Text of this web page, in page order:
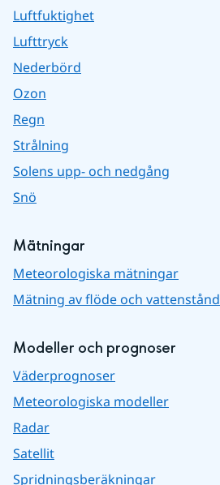
Luftfuktighet
Lufttryck
Nederbörd
Ozon
Regn
Strålning
Solens upp- och nedgång
Snö
Mätningar
Meteorologiska mätningar
Mätning av flöde och vattenstånd
Modeller och prognoser
Väderprognoser
Meteorologiska modeller
Radar
Satellit
Spridningsberäkningar